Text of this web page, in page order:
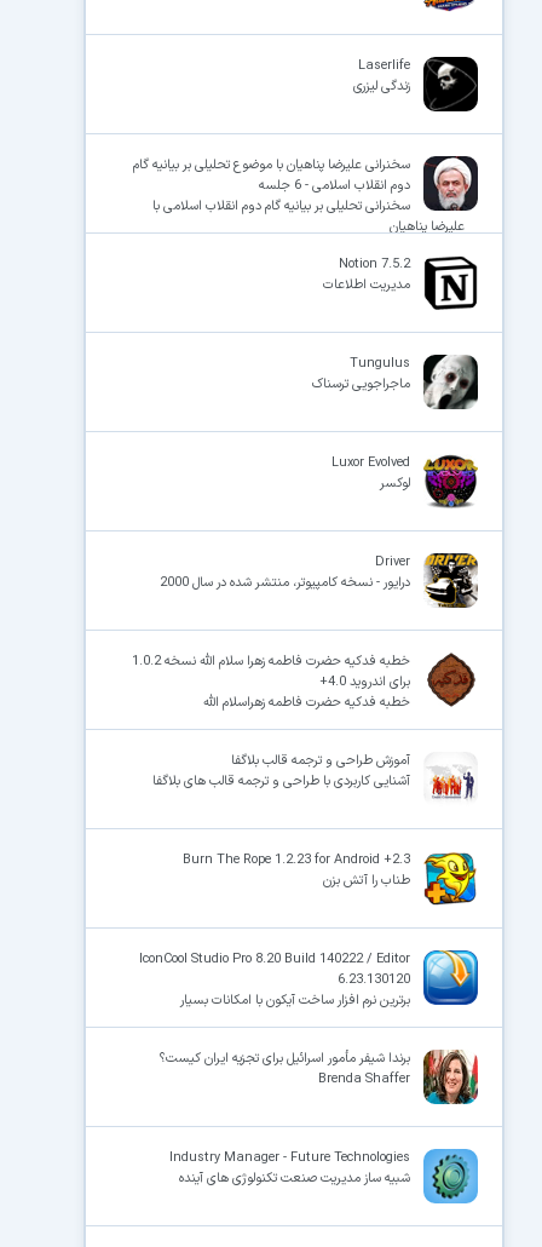
Laserlife
زندگی لیزری
سخنرانی علیرضا پناهیان با موضوع تحلیلی بر بیانیه گام
دوم انقلاب اسلامی - 6 جلسه
سخنرانی تحلیلی بر بیانیه گام دوم انقلاب اسلامی با
علیرضا پناهیان
Notion 7.5.2
مدیریت اطلاعات
Tungulus
ماجراجویی ترسناک
Luxor Evolved
لوکسر
Driver
درایور - نسخه کامپیوتر، منتشر شده در سال 2000
خطبه فدکیه حضرت فاطمه زهرا سلام الله نسخه 1.0.2
برای اندروید 4.0+
خطبه فدکیه حضرت فاطمه زهراسلام الله
آموزش طراحی و ترجمه قالب بلاگفا
آشنایی کاربردی با طراحی و ترجمه قالب های بلاگفا
Burn The Rope 1.2.23 for Android +2.3
طناب را آتش بزن
IconCool Studio Pro 8.20 Build 140222 / Editor
6.23.130120
برترین نرم افزار ساخت آیکون با امکانات بسیار
برندا شیفر مأمور اسرائیل برای تجزیه ایران کیست؟
Brenda Shaffer
Industry Manager - Future Technologies
شبیه ساز مدیریت صنعت تکنولوژی های آینده